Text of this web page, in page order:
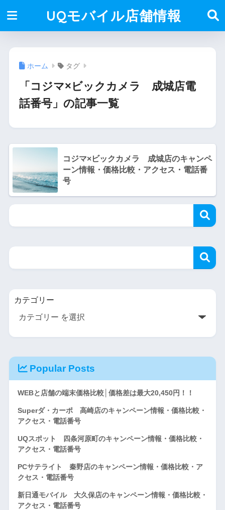
UQモバイル店舗情報
ホーム タグ
「コジマ×ビックカメラ 成城店電
話番号」の記事一覧
コジマ×ビックカメラ 成城店のキャンペ
ーン情報・価格比較・アクセス・電話番
号
カテゴリー
Popular Posts
WEBと店舗の端末価格比較│価格差は最大20,450円！！
Superダ・カーポ 高崎店のキャンペーン情報・価格比較・
アクセス・電話番号
UQスポット 四条河原町のキャンペーン情報・価格比較・
アクセス・電話番号
PCサテライト 秦野店のキャンペーン情報・価格比較・ア
クセス・電話番号
新日通モバイル 大久保店のキャンペーン情報・価格比較・
アクセス・電話番号